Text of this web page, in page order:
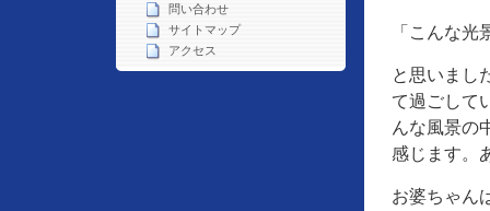
問い合わせ
サイトマップ
アクセス
「こんな
と思いまし
て過ごして
んな風景の
感じます。
お婆ちゃん